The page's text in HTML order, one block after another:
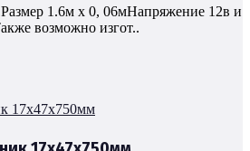
1.6м х 0, 06мНапряжение 12в и
возможно изгот..